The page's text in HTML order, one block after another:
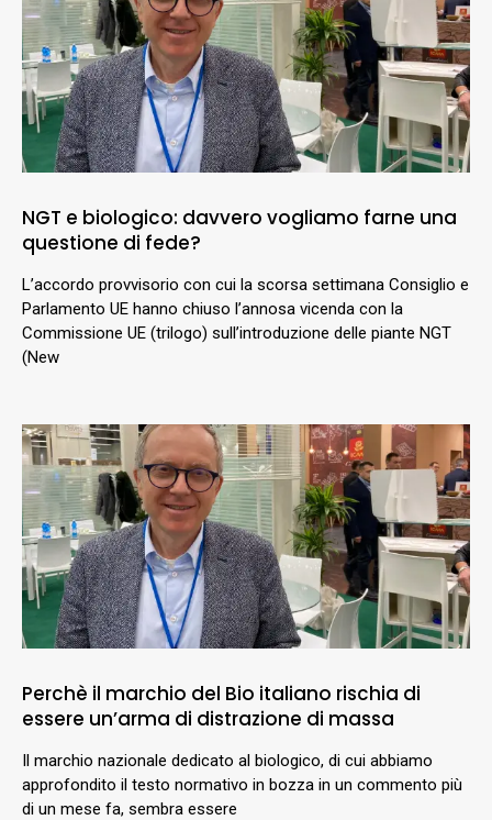
NGT e biologico: davvero vogliamo farne una
questione di fede?
L’accordo provvisorio con cui la scorsa settimana Consiglio e
Parlamento UE hanno chiuso l’annosa vicenda con la
Commissione UE (trilogo) sull’introduzione delle piante NGT
(New
Perchè il marchio del Bio italiano rischia di
essere un’arma di distrazione di massa
Il marchio nazionale dedicato al biologico, di cui abbiamo
approfondito il testo normativo in bozza in un commento più
di un mese fa, sembra essere